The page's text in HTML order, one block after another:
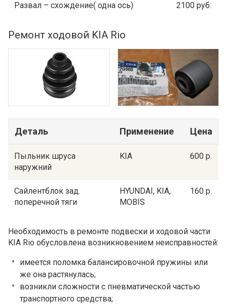
Развал – схождение( одна ось) 2100 руб.
Ремонт ходовой KIA Rio
Деталь Применение Цена
Пыльник шруса
наружний
KIA 600 р.
Сайлентблок зад.
поперечной тяги
HYUNDAI, KIA,
MOBIS
160 р.
Необходимость в ремонте подвески и ходовой части
KIA Rio обусловлена возникновением неисправностей:
имеется поломка балансировочной пружины или
же она растянулась;
возникли сложности с пневматической частью
транспортного средства;